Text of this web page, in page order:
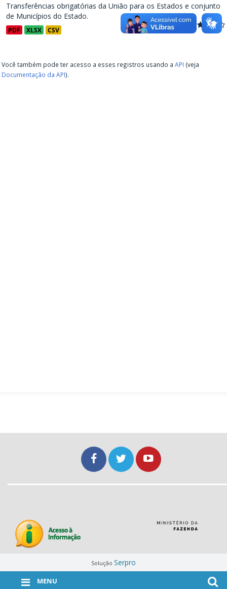
MENU
Transferências obrigatórias da União para os Estados e conjunto
de Municípios do Estado.
PDF XLSX CSV
Você também pode ter acesso a esses registros usando a API (veja
Documentação da API).
Solução Serpro